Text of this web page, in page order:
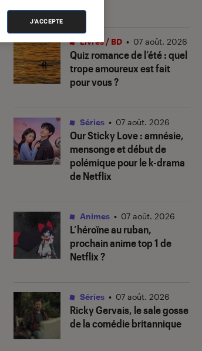
Quiz romance de l’été : quel
trope amoureux est fait
pour vous ?
Livres / BD • 07 août. 2026
Our Sticky Love: amnésie,
mensonge et début de
polémique pour le k-drama
de Netflix
Séries • 07 août. 2026
L’héroïne au ruban,
prochain anime top 1 de
Netflix ?
Animes • 07 août. 2026
Ricky Gervais, le sale gosse
de la comédie britannique
Séries • 07 août. 2026
J'ACCEPTE